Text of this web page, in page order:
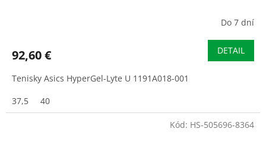
Do 7 dní
92,60 € DETAIL
Tenisky Asics HyperGel-Lyte U 1191A018-001
37,5
40
Kód: HS-505696-8364